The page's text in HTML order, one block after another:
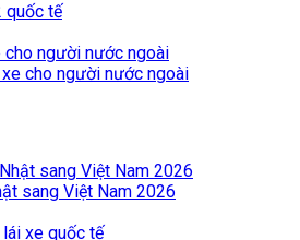
quốc tế
cho người nước ngoài
sang Việt Nam 2026